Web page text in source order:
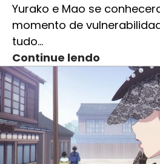
Yurako e Mao se
momento de
tudo…
Continue lendo